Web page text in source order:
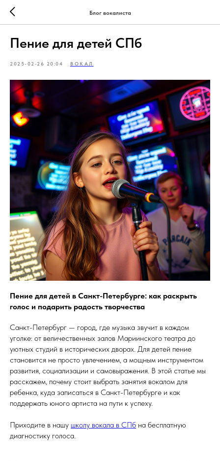
Блог вокалиста
Пение для детей СПб
2025-02-26 20:04 ВОКАЛ
Пение для детей в Санкт-Петербурге: как раскрыть
голос и подарить радость творчества
Санкт-Петербург — город, где музыка звучит в каждом
уголке: от величественных залов Мариинского театра до
уютных студий в исторических дворах. Для детей пение
становится не просто увлечением, а мощным инструментом
развития, социализации и самовыражения. В этой статье мы
расскажем, почему стоит выбрать занятия вокалом для
ребенка, куда записаться в Санкт-Петербурге и как
поддержать юного артиста на пути к успеху.
Приходите в нашу школу вокала в СПб на бесплатную
диагностику голоса.